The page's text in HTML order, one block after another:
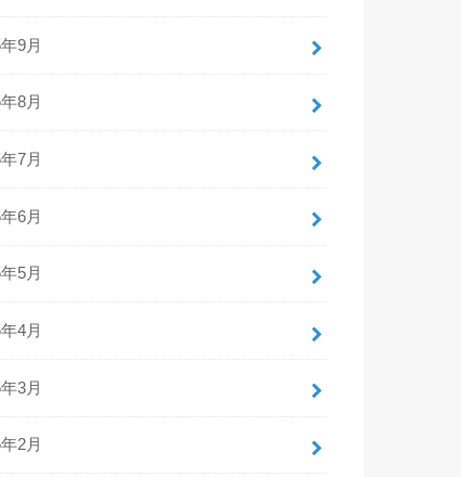
9月
8月
7月
6月
5月
4月
3月
2月